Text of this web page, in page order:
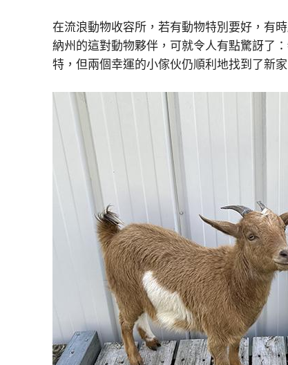
在流浪動物收容所，若有動物特別要好，有
納州的這對動物夥伴，可就令人有點驚訝了
特，但兩個幸運的小傢伙仍順利地找到了新家